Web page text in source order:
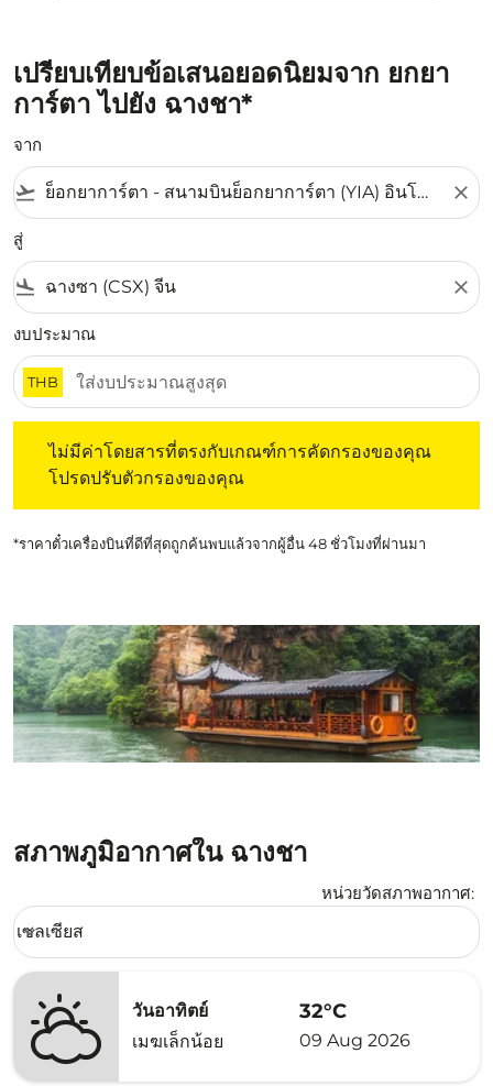
เปรียบเทียบข้อเสนอยอดนิยมจาก ยกยา
การ์ตา ไปยัง ฉางชา*
จาก
flight_takeoff close
สู่
flight_land close
งบประมาณ
THB
ไม่มีค่าโดยสารที่ตรงกับเกณฑ์การคัดกรองของคุณ
โปรดปรับตัวกรองของคุณ
*ราคาตั๋วเครื่องบินที่ดีที่สุดถูกค้นพบแล้วจากผู้อื่น 48 ชั่วโมงที่ผ่านมา
สภาพภูมิอากาศใน ฉางชา
หน่วยวัดสภาพอากาศ:
Weather unit option เซลเซียส Selected
เซลเซียส
keyboard_arrow_down
วันอาทิตย์
เมฆเล็กน้อย
32°C
09 Aug 2026